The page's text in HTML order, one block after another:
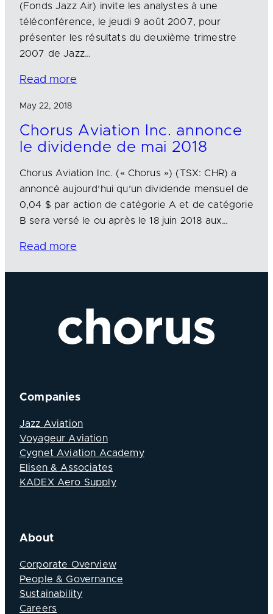
(Fonds Jazz Air) invite les analystes à une
téléconférence, le jeudi 9 août 2007, pour
présenter les résultats du deuxième trimestre
2007 de Jazz…
Read more
May 22, 2018
Chorus Aviation Inc. annonce
le dividende de mai 2018
Chorus Aviation Inc. (« Chorus ») (TSX: CHR) a
annoncé aujourd’hui qu’un dividende mensuel de
0,04 $ par action de catégorie A et de catégorie
B sera versé le ou après le 18 juin 2018 aux…
Read more
Companies
Jazz Aviation
Voyageur Aviation
Cygnet Aviation Academy
Elisen & Associates
KADEX Aero Supply
About
Corporate Overview
People & Governance
Sustainability
Careers